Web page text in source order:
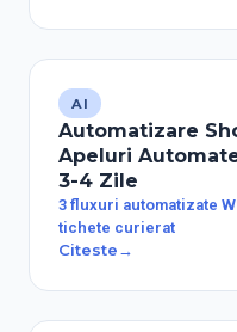
AI
Automatizare
Apeluri
3-4 Zile
3 fluxuri automatizate
tichete curierat
Citeste→